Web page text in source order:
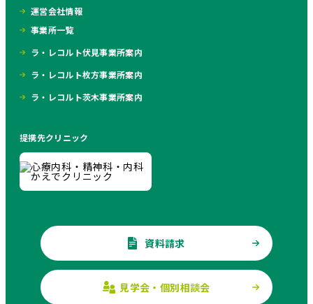
運営会社情報
事業所一覧
ラ・レコルト伏見事業所案内
ラ・レコルト枚方事業所案内
ラ・レコルト茨木事業所案内
提携先クリニック
資料請求
見学会・個別相談会